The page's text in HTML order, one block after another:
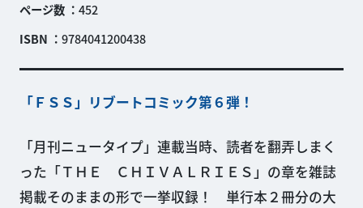
ページ数
452
ISBN
9784041200438
「ＦＳＳ」リブートコミック第６弾！
「月刊ニュータイプ」連載当時、読者を翻弄しまく
った「ＴＨＥ ＣＨＩＶＡＬＲＩＥＳ」の章を雑誌
掲載そのままの形で一挙収録！ 単行本２冊分の大